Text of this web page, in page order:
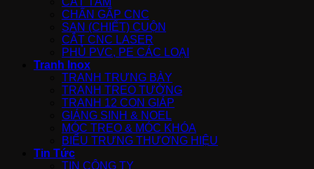
CHẤN GẤP CNC
SAN (CHIẾT) CUỘN
CẮT CNC LASER
PHỦ PVC, PE CÁC LOẠI
Tranh Inox
TRANH TRƯNG BÀY
TRANH TREO TƯỜNG
TRANH 12 CON GIÁP
GIÁNG SINH & NOEL
MÓC TREO & MÓC KHÓA
BIỂU TRƯNG THƯƠNG HIỆU
Tin Tức
TIN CÔNG TY